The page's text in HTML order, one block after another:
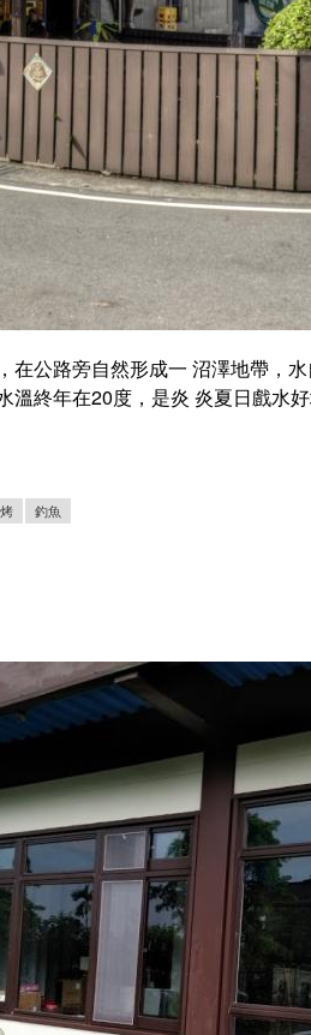
在公路旁自然形成一 沼澤地帶，
終年在20度，是炎 炎夏日戲水好
釣魚